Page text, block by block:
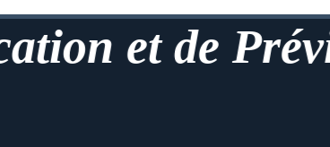
et de